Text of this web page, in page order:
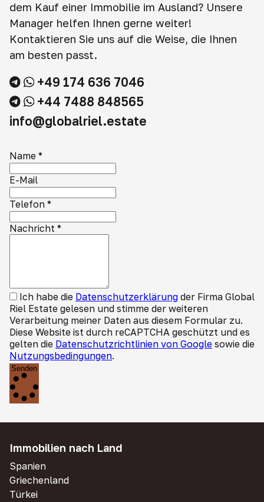
dem Kauf einer Immobilie im Ausland? Unsere
Manager helfen Ihnen gerne weiter!
Kontaktieren Sie uns auf die Weise, die Ihnen
am besten passt.
+49 174 636 7046
+44 7488 848565
info@globalriel.estate
Name *
E-Mail
Telefon *
Nachricht *
Ich habe die Datenschutzerklärung der Firma Global
Riel Estate gelesen und stimme der weiteren
Verarbeitung meiner Daten aus diesem Formular zu.
Diese Website ist durch reCAPTCHA geschützt und es
gelten die Datenschutzrichtlinien von Google sowie die
Nutzungsbedingungen.
Senden
Immobilien nach Land
Spanien
Griechenland
Türkei